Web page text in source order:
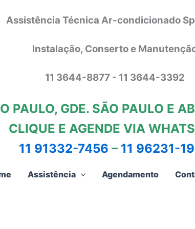
Assistência Técnica Ar-condicionado
Instalação, Conserto e
11 3644-8877 - 11 3644-3392
PAULO, GDE. SÃO PAULO E
CLIQUE E AGENDE VIA
11 91332-7456 – 11 96231-
Assistência Agendamento